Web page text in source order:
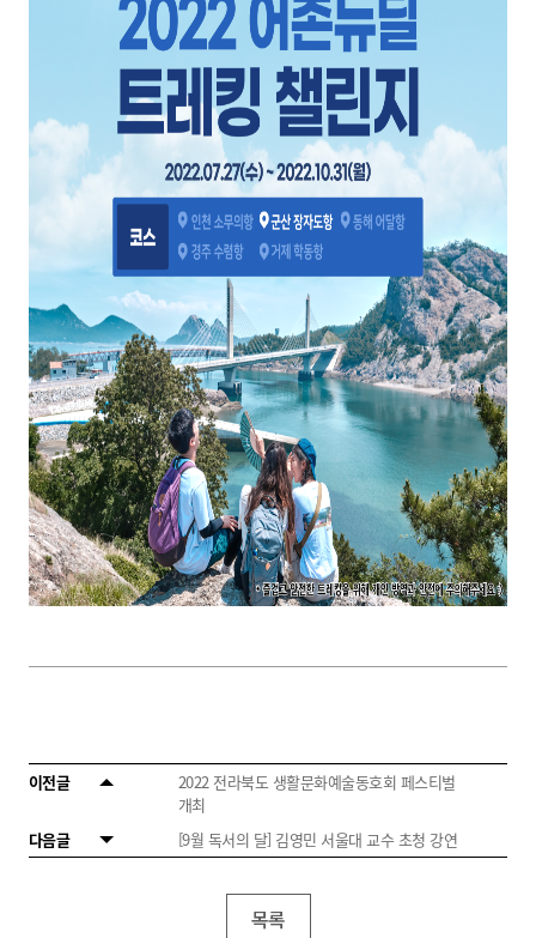
이전글
2022 전라북도 생활문화예술동호회 페스티벌
개최
다음글
[9월 독서의 달] 김영민 서울대 교수 초청 강연
목록